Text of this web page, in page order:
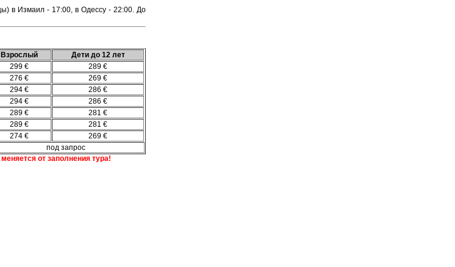
в Измаил - 17:00, в Одессу - 22:00. До
Взрослый
Дети до 12 лет
299 €
289 €
276 €
269 €
294 €
286 €
294 €
286 €
289 €
281 €
289 €
281 €
274 €
269 €
под запрос
от заполнения тура!